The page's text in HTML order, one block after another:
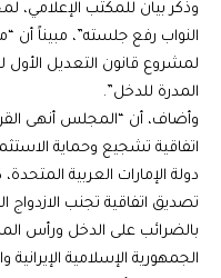
وذكر بيان للمكتب الإعلامي،
النواب رفع جلسته”، مبيناً أن
لمشروع قانون التعديل
المدرة للدخل”.
وأضاف، أن “المجلس أنهى
اتفاقية تشجيع وحماية
دولة الإمارات العربية
تصديق اتفاقية تجنب الازدواج
بالضرائب على الدخل ورأس
الجمهورية الإسلامية الإيرانية